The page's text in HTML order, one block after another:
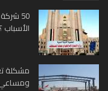
50 شركة
الأسباب ؟
مشكلة
ومساعي